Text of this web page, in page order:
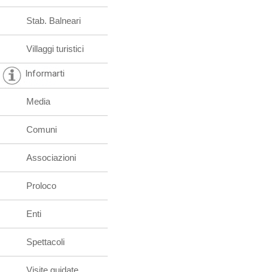
Stab. Balneari
Villaggi turistici
Informarti
Media
Comuni
Associazioni
Proloco
Enti
Spettacoli
Visite guidate